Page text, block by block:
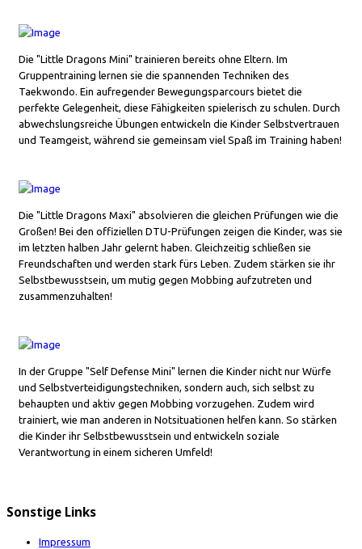
Die "Little Dragons Mini" trainieren bereits ohne Eltern. Im
Gruppentraining lernen sie die spannenden Techniken des
Taekwondo. Ein aufregender Bewegungsparcours bietet die
perfekte Gelegenheit, diese Fähigkeiten spielerisch zu schulen. Durch
abwechslungsreiche Übungen entwickeln die Kinder Selbstvertrauen
und Teamgeist, während sie gemeinsam viel Spaß im Training haben!
Die "Little Dragons Maxi" absolvieren die gleichen Prüfungen wie die
Großen! Bei den offiziellen DTU-Prüfungen zeigen die Kinder, was sie
im letzten halben Jahr gelernt haben. Gleichzeitig schließen sie
Freundschaften und werden stark fürs Leben. Zudem stärken sie ihr
Selbstbewusstsein, um mutig gegen Mobbing aufzutreten und
zusammenzuhalten!
In der Gruppe "Self Defense Mini" lernen die Kinder nicht nur Würfe
und Selbstverteidigungstechniken, sondern auch, sich selbst zu
behaupten und aktiv gegen Mobbing vorzugehen. Zudem wird
trainiert, wie man anderen in Notsituationen helfen kann. So stärken
die Kinder ihr Selbstbewusstsein und entwickeln soziale
Verantwortung in einem sicheren Umfeld!
Sonstige Links
Impressum